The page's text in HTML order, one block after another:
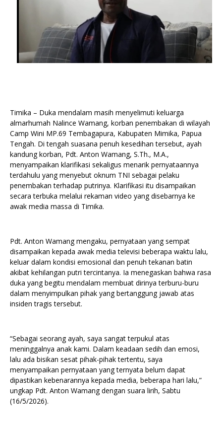
Timika – Duka mendalam masih menyelimuti keluarga
almarhumah Nalince Wamang, korban penembakan di wilayah
Camp Wini MP.69 Tembagapura, Kabupaten Mimika, Papua
Tengah. Di tengah suasana penuh kesedihan tersebut, ayah
kandung korban, Pdt. Anton Wamang, S.Th., M.A.,
menyampaikan klarifikasi sekaligus menarik pernyataannya
terdahulu yang menyebut oknum TNI sebagai pelaku
penembakan terhadap putrinya. Klarifikasi itu disampaikan
secara terbuka melalui rekaman video yang disebarnya ke
awak media massa di Timika.
Pdt. Anton Wamang mengaku, pernyataan yang sempat
disampaikan kepada awak media televisi beberapa waktu lalu,
keluar dalam kondisi emosional dan penuh tekanan batin
akibat kehilangan putri tercintanya. Ia menegaskan bahwa rasa
duka yang begitu mendalam membuat dirinya terburu-buru
dalam menyimpulkan pihak yang bertanggung jawab atas
insiden tragis tersebut.
“Sebagai seorang ayah, saya sangat terpukul atas
meninggalnya anak kami. Dalam keadaan sedih dan emosi,
lalu ada bisikan sesat pihak-pihak tertentu, saya
menyampaikan pernyataan yang ternyata belum dapat
dipastikan kebenarannya kepada media, beberapa hari lalu,”
ungkap Pdt. Anton Wamang dengan suara lirih, Sabtu
(16/5/2026).